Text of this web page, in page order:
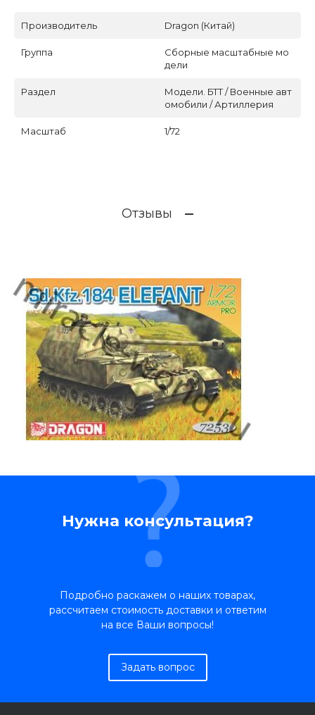
Производитель Dragon (Китай)
Группа
Сборные масштабные мо
дели
Раздел
Модели. БТТ / Военные авт
омобили / Артиллерия
Масштаб 1/72
Отзывы
Нужна консультация?
Подробно раскажем о наших товарах,
рассчитаем стоимость доставки и ответим
на все Ваши вопросы!
Задать вопрос